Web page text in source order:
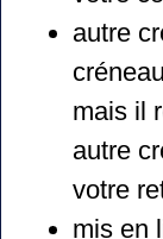
3
ARNAS /
Avec
autre
mais il
autre
votre
mis en